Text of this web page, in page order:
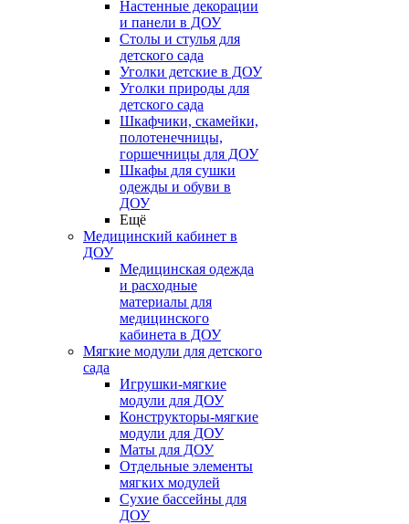
Настенные декорации
и панели в ДОУ
Столы и стулья для
детского сада
Уголки детские в ДОУ
Уголки природы для
детского сада
Шкафчики, скамейки,
полотенечницы,
горшечницы для ДОУ
Шкафы для сушки
одежды и обуви в
ДОУ
Ещё
Медицинский кабинет в
ДОУ
Медицинская одежда
и расходные
материалы для
медицинского
кабинета в ДОУ
Мягкие модули для детского
сада
Игрушки-мягкие
модули для ДОУ
Конструкторы-мягкие
модули для ДОУ
Маты для ДОУ
Отдельные элементы
мягких модулей
Сухие бассейны для
ДОУ